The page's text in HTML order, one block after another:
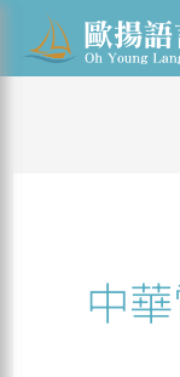
Skip
中
Search
for: